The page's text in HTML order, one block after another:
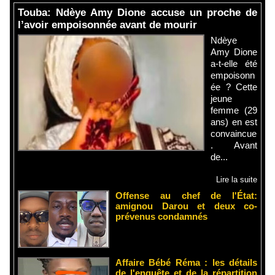
Touba: Ndèye Amy Dione accuse un proche de
l’avoir empoisonnée avant de mourir
Ndèye
Amy Dione
a-t-elle été
empoisonn
ée ? Cette
jeune
femme (29
ans) en est
convaincue
. Avant
de...
Lire la suite
Offense au chef de l'État:
amignou Darou et deux co-
prévenus condamnés
Affaire Bébé Réma : les détails
de l'enquête et de la répartition